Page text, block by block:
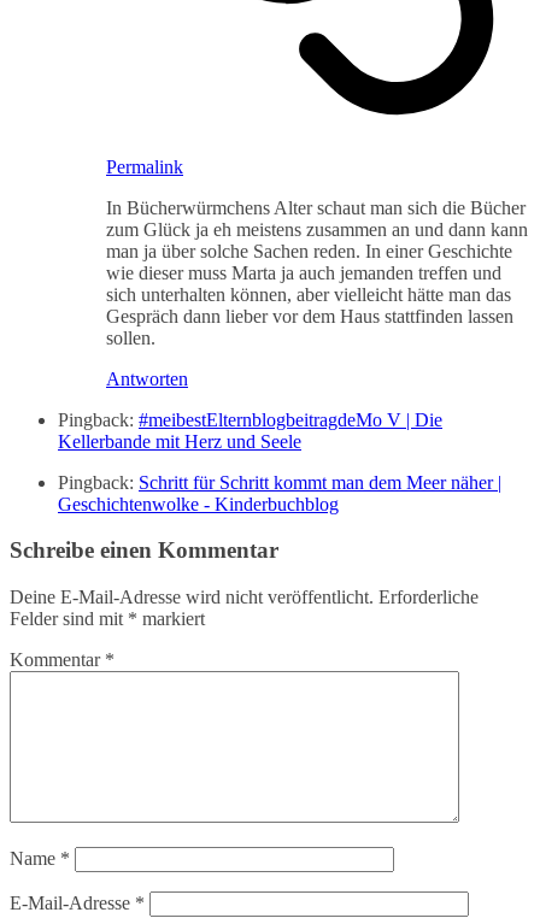
Permalink
In Bücherwürmchens Alter schaut man sich die Bücher
zum Glück ja eh meistens zusammen an und dann kann
man ja über solche Sachen reden. In einer Geschichte
wie dieser muss Marta ja auch jemanden treffen und
sich unterhalten können, aber vielleicht hätte man das
Gespräch dann lieber vor dem Haus stattfinden lassen
sollen.
Antworten
Pingback: #meibestElternblogbeitragdeMo V | Die
Kellerbande mit Herz und Seele
Pingback: Schritt für Schritt kommt man dem Meer näher |
Geschichtenwolke - Kinderbuchblog
Schreibe einen Kommentar
Deine E-Mail-Adresse wird nicht veröffentlicht. Erforderliche
Felder sind mit * markiert
Kommentar *
Name *
E-Mail-Adresse *